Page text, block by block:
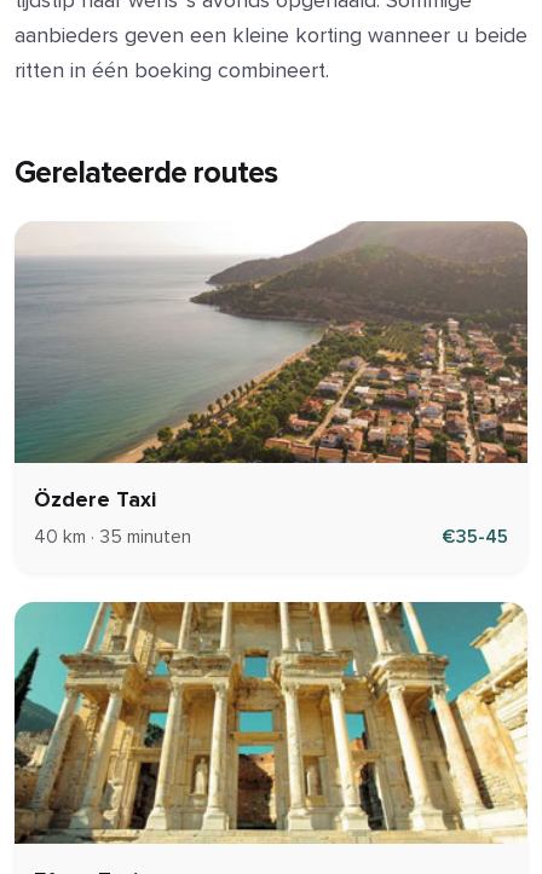
aanbieders geven een kleine korting wanneer u beide
ritten in één boeking combineert.
Gerelateerde routes
Özdere Taxi
40 km · 35 minuten €35-45